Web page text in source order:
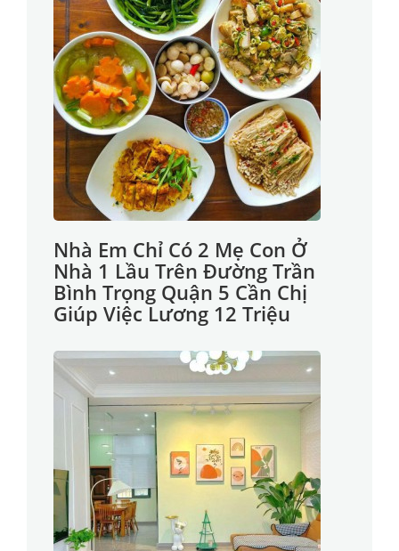
Nhà Em Chỉ Có 2 Mẹ Con Ở
Nhà 1 Lầu Trên Đường Trần
Bình Trọng Quận 5 Cần Chị
Giúp Việc Lương 12 Triệu